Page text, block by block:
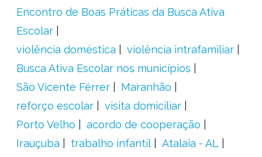
Encontro de Boas Práticas da Busca Ativa
Escolar
violência doméstica
violência intrafamiliar
Busca Ativa Escolar nos municípios
São Vicente Férrer
Maranhão
reforço escolar
visita domiciliar
Porto Velho
acordo de cooperação
Irauçuba
trabalho infantil
Atalaia - AL